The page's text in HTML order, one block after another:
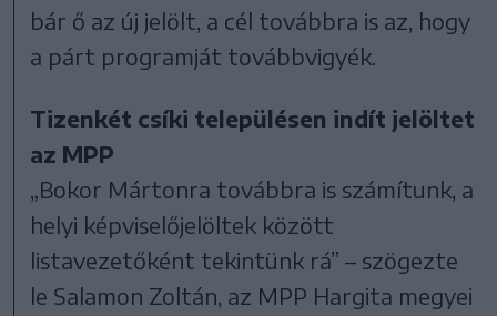
bár ő az új jelölt, a cél továbbra is az, hogy
a párt programját továbbvigyék.
Tizenkét csíki településen indít jelöltet
az MPP
„Bokor Mártonra továbbra is számítunk, a
helyi képviselőjelöltek között
listavezetőként tekintünk rá” – szögezte
le Salamon Zoltán, az MPP Hargita megyei